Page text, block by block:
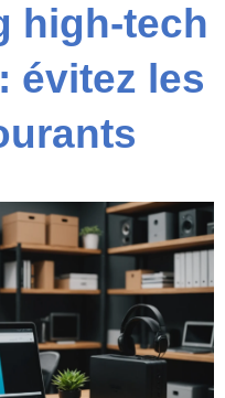
high-tech
évitez les